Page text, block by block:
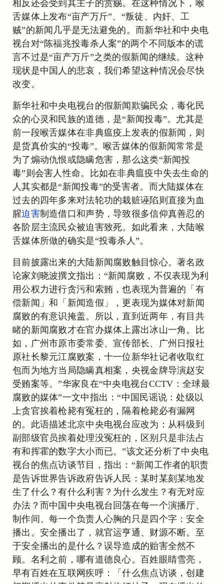
相反还会受到其主子的赏赐。在这种情况下，喉
舌媒体上发布“亩产万斤”、“叛徒、内奸、工
贼”的新闻几乎是无法避免的。而新华社和中央电
视台对“陈福兆投毒杀人案”的两个不同版本的谎
言不过是“亩产万斤”之类的假新闻的继续。这种
现状是中国人的悲哀，我们希望这种情况会尽快
改变。
新华社和中央电视台的假新闻欺骗民众，毒化民
众的心灵和民族的道德，是“新闻投毒”。尤其是
前一段喉舌媒体在非典瘟疫上发表的假新闻，则
是货真价实的“投毒”。喉舌媒体的假新闻常常是
为了煽动仇恨或隐瞒危害，那么这类“新闻投
毒”则会害人性命。比如在非典瘟疫中失去生命的
人其实都是“新闻投毒”的受害者。而大陆媒体在
过去的四年多来对法轮功的栽赃诬陷则直接为血
腥迫害制造借口和声势，导致很多信仰真善忍的
各阶层主流民众被迫害致死。如此看来，大陆喉
舌媒体所做的确实是“投毒杀人”。
目前披露出来的大陆新闻腐败触目惊心。著名政
论家刘晓波撰文指出：“新闻腐败，不仅表现为利
用公权力进行贪污和索贿，也表现为普遍的「有
偿新闻」和「新闻造假」，更表现为媒体对新闻
腐败的有意识掩盖。所以，直到近两年，有目共
睹的新闻腐败才在官办媒体上露出冰山一角。比
如，广州市原市委常委、宣传部长、广州日报社
原社长黎元江腐败案，十一位新华社记者收取红
包而为地方当局隐瞒真相案，央视金牌导演赵安
受贿案等。”华家良在“中央电视台CCTV：全球最
腐败的媒体”一文中指出：“中国民谣说：处级以
上贪官挨着枪毙有冤枉的，隔着枪毙必有漏网
的。此语描述北京中央电视台应改为：从科级到
副部级官员挨着处理没冤枉的，区别只是非法占
有和挥霍的数字大小而已。”该文还分析了中央电
视台的焦点访谈节目，指出：“新闻工作者的职责
是告诉世界告诉政府告诉人民：某时某刻某地发
生了什么？有什么利害？为什么发生？有无对应
办法？而中国中央电视台回荡在每一个演播厅、
制作间、每一个负责人心胸的只是四个字：安全
播出。安全播出了，就官运亨通、财源不断。至
于安全播出的是什么？误导造成的贻害全然不
顾。名利之前，哪有道德良心。百姓眼睛雪亮，
早有百姓在互联网疾呼：「什么焦点访谈，创建